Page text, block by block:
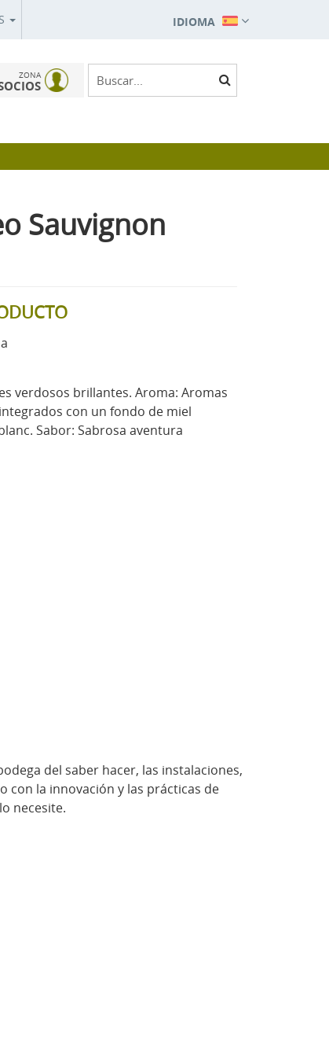
IDIOMA
ZONA
Sauvignon
verdosos brillantes. Aroma: Aromas
con un fondo de miel
Sabor: Sabrosa aventura
del saber hacer, las instalaciones,
con la innovación y las prácticas de
necesite.